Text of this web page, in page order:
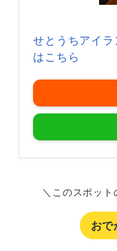
せとうちアイ
はこちら
＼このスポッ
お